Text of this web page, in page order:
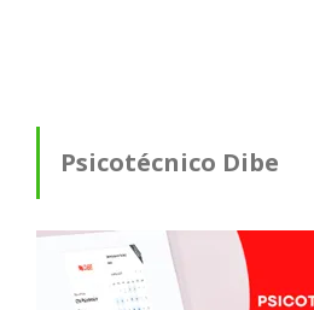
Psicotécnico Dibe